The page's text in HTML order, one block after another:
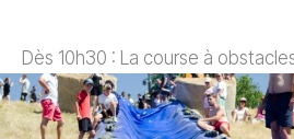
Dès 10h30 : La course à